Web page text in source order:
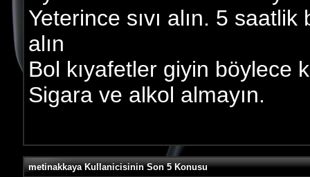
Yeterince sıvı alın. 5
alın
Bol kıyafetler giyin böylece
Sigara ve alkol almayın.
metinakkaya Kullanicisinin Son 5 Konusu